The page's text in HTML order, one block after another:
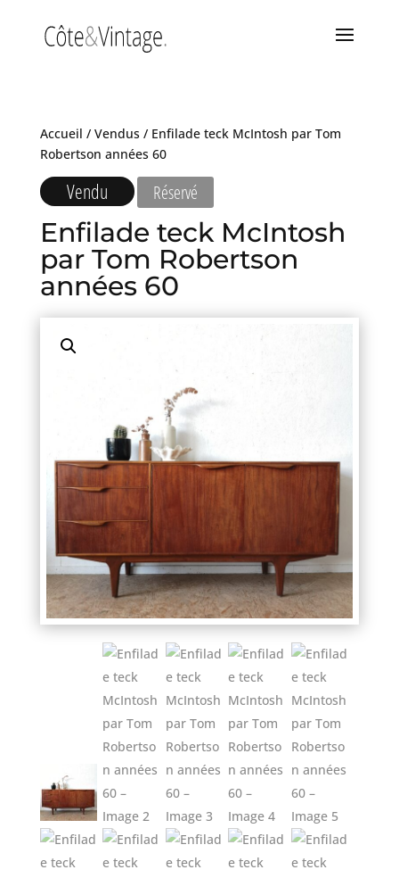
Accueil / Vendus/ Enfilade teck McIntosh par Tom
Robertson années 60
Vendu Réservé
Enfilade teck McIntosh
par Tom Robertson
années 60